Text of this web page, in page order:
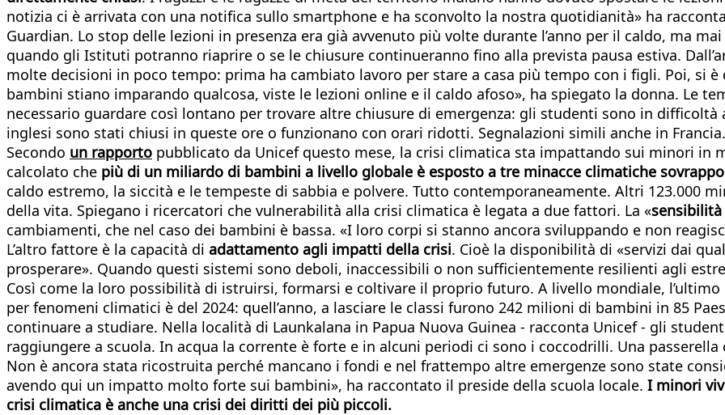
notizia ci è arrivata con una notifica sullo smartphone e ha sconvolto la nostra quotidianità» ha
Guardian. Lo stop delle lezioni in presenza era già avvenuto più volte durante l’anno per il caldo, ma
quando gli Istituti potranno riaprire o se le chiusure continueranno fino alla prevista pausa estiva.
molte decisioni in poco tempo: prima ha cambiato lavoro per stare a casa più tempo con i figli. Poi, si
bambini stiano imparando qualcosa, viste le lezioni online e il caldo afoso», ha spiegato la donna. Le
necessario guardare così lontano per trovare altre chiusure di emergenza: gli studenti sono in
inglesi sono stati chiusi in queste ore o funzionano con orari ridotti. Segnalazioni simili anche in Francia.
Secondo un rapporto pubblicato da Unicef questo mese, la crisi climatica sta impattando sui minori in
calcolato che più di un miliardo di bambini a livello globale è esposto a tre minacce climatiche
caldo estremo, la siccità e le tempeste di sabbia e polvere. Tutto contemporaneamente. Altri 123.000
della vita. Spiegano i ricercatori che vulnerabilità alla crisi climatica è legata a due fattori. La «
cambiamenti, che nel caso dei bambini è bassa. «I loro corpi si stanno ancora sviluppando e non
L’altro fattore è la capacità di adattamento agli impatti della crisi. Cioè la disponibilità di «servizi dai
prosperare». Quando questi sistemi sono deboli, inaccessibili o non sufficientemente resilienti agli
Così come la loro possibilità di istruirsi, formarsi e coltivare il proprio futuro. A livello mondiale,
per fenomeni climatici è del 2024: quell’anno, a lasciare le classi furono 242 milioni di bambini in 85
continuare a studiare. Nella località di Launkalana in Papua Nuova Guinea - racconta Unicef - gli
raggiungere a scuola. In acqua la corrente è forte e in alcuni periodi ci sono i coccodrilli. Una passerella
Non è ancora stata ricostruita perché mancano i fondi e nel frattempo altre emergenze sono state
avendo qui un impatto molto forte sui bambini», ha raccontato il preside della scuola locale. I minori
crisi climatica è anche una crisi dei diritti dei più piccoli.